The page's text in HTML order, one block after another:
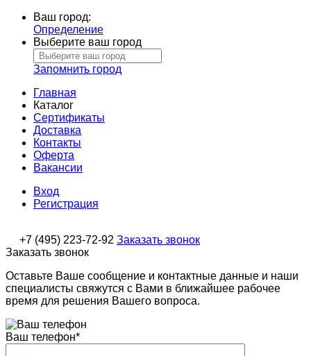
Ваш город:
Определение
Выберите ваш город
Запомнить город
Главная
Каталог
Сертификаты
Доставка
Контакты
Оферта
Вакансии
Вход
Регистрация
+7 (495) 223-72-92 Заказать звонок
Заказать звонок
Оставьте Ваше сообщение и контактные данные и наши
специалисты свяжутся с Вами в ближайшее рабочее
время для решения Вашего вопроса.
Ваш телефон*